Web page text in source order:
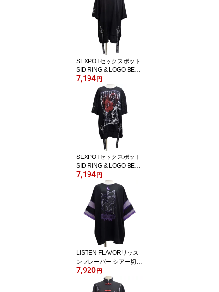
SEXPOTセックスポット
SID RING & LOGO BELT
ワッシャーカットソーSA
681155-101
7,194 円
SEXPOTセックスポット
SID RING & LOGO BELT
ワッシャーカットソー[ C
URSE ]SA681161-10103
7,194 円
LISTEN FLAVORリッス
ンフレーバー シアー切替
トップス[ 危険な黒猫 ]LF
7,920 円